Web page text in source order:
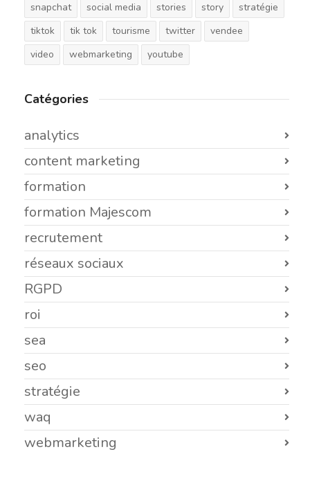
snapchat
social media stories story
stratégie
tiktok
tik tok tourisme twitter
vendee
video
webmarketing youtube
Catégories
analytics
content marketing
formation
formation Majescom
recrutement
réseaux sociaux
RGPD
roi
sea
seo
stratégie
waq
webmarketing